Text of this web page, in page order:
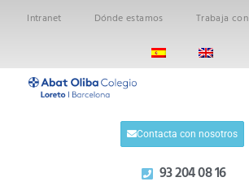
Intranet Dónde estamos Trabaja
Contacta con nosotros
93 204 08 16